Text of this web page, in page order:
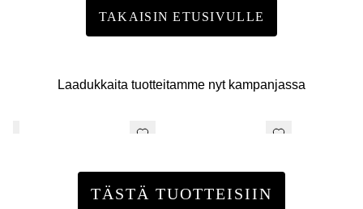
TAKAISIN ETUSIVULLE
Laadukkaita tuotteitamme nyt kampanjassa
TÄSTÄ TUOTTEISIIN